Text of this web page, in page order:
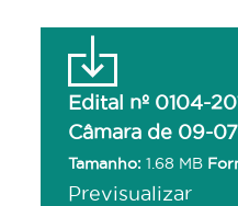
Edital nº 0104-
Câmara de 09-
Tamanho: 1.68 MB
Previsualizar